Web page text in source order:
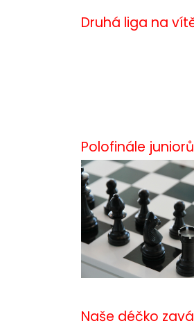
Druhá liga na
Polofinále
Naše déčko